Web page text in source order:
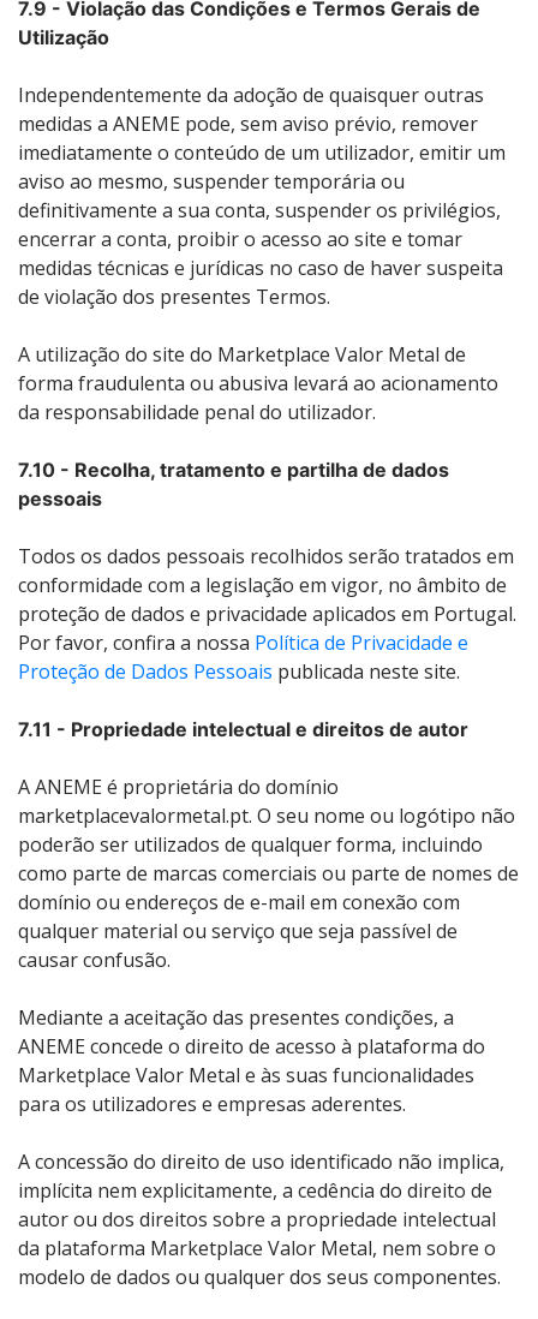
7.9 - Violação das Condições e Termos Gerais de
Utilização
Independentemente da adoção de quaisquer outras
medidas a ANEME pode, sem aviso prévio, remover
imediatamente o conteúdo de um utilizador, emitir um
aviso ao mesmo, suspender temporária ou
definitivamente a sua conta, suspender os privilégios,
encerrar a conta, proibir o acesso ao site e tomar
medidas técnicas e jurídicas no caso de haver suspeita
de violação dos presentes Termos.
A utilização do site do Marketplace Valor Metal de
forma fraudulenta ou abusiva levará ao acionamento
da responsabilidade penal do utilizador.
7.10 - Recolha, tratamento e partilha de dados
pessoais
Todos os dados pessoais recolhidos serão tratados em
conformidade com a legislação em vigor, no âmbito de
proteção de dados e privacidade aplicados em Portugal.
Por favor, confira a nossa Política de Privacidade e
Proteção de Dados Pessoais publicada neste site.
7.11 - Propriedade intelectual e direitos de autor
A ANEME é proprietária do domínio
marketplacevalormetal.pt. O seu nome ou logótipo não
poderão ser utilizados de qualquer forma, incluindo
como parte de marcas comerciais ou parte de nomes de
domínio ou endereços de e-mail em conexão com
qualquer material ou serviço que seja passível de
causar confusão.
Mediante a aceitação das presentes condições, a
ANEME concede o direito de acesso à plataforma do
Marketplace Valor Metal e às suas funcionalidades
para os utilizadores e empresas aderentes.
A concessão do direito de uso identificado não implica,
implícita nem explicitamente, a cedência do direito de
autor ou dos direitos sobre a propriedade intelectual
da plataforma Marketplace Valor Metal, nem sobre o
modelo de dados ou qualquer dos seus componentes.